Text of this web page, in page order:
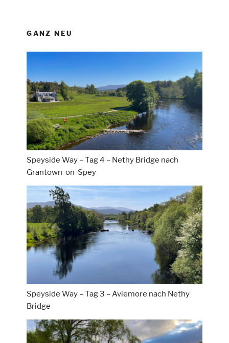
GANZ NEU
Speyside Way – Tag 4 – Nethy Bridge nach
Grantown-on-Spey
Speyside Way – Tag 3 – Aviemore nach Nethy
Bridge